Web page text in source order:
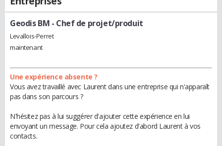
Geodis BM - Chef de projet/produit
Levallois-Perret
maintenant
Une expérience absente ?
Vous avez travaillé avec Laurent dans une entreprise qui n'apparaît
pas dans son parcours ?
N'hésitez pas à lui suggérer d'ajouter cette expérience en lui
envoyant un message. Pour cela ajoutez d'abord Laurent à vos
contacts.